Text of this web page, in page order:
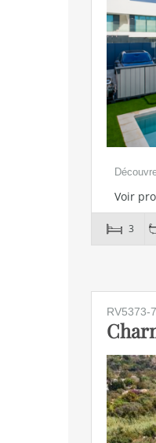
Voir
3
RV5373-